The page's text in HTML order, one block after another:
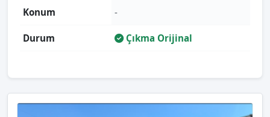
Konum -
Durum Çıkma Orijinal